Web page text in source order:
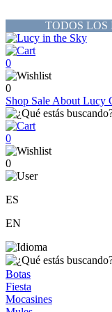
TODOS
0
0
Shop Sale About Lucy
0
0
ES
EN
Botas
Fiesta
Mocasines